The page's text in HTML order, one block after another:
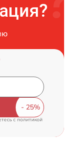
c политикой